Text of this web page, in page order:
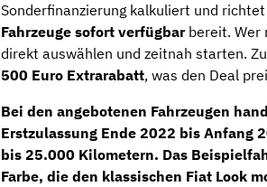
Sonderfinanzierung kalkuliert und
Fahrzeuge sofort verfügbarbereit. Wer
direkt auswählen und zeitnah starten.
500 Euro Extrarabatt, was den Deal
Bei den angebotenen Fahrzeugen
Erstzulassung Ende 2022 bis Anfang
bis 25.000 Kilometern. Das
Farbe, die den klassischen Fiat Look